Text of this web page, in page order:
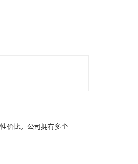
价比。公司拥有多个